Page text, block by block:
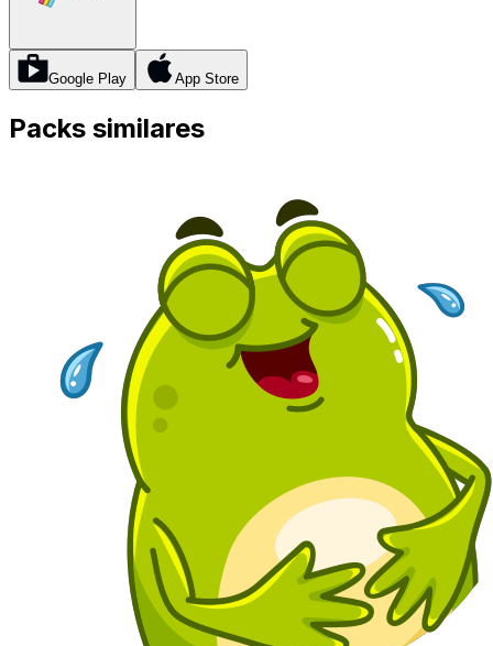
Google Play App Store
Packs similares